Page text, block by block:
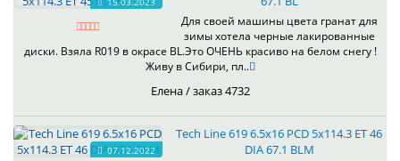
Для своей машины цвета гранат для
зимы хотела черные лакированные
диски. Взяла R019 в окрасе BL.Это ОЧЕНЬ красиво на белом снегу !
Живу в Сибири, пл..
Елена / заказ 4732
07.12.2022
Tech Line 619 6.5x16 PCD 5x114.3 ET 46
DIA 67.1 BLM